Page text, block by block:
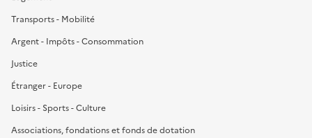
Transports - Mobilité
Argent - Impôts - Consommation
Justice
Étranger - Europe
Loisirs - Sports - Culture
Associations, fondations et fonds de dotation